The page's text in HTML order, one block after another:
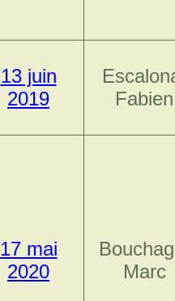
13 juin
2019
Fabien
17 mai
2020
Marc